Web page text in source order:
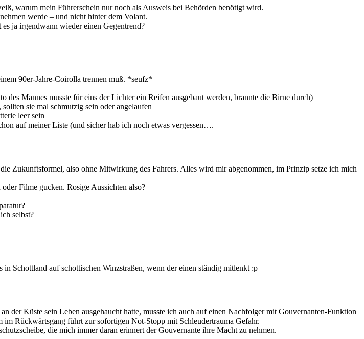
warum mein Führerschein nur noch als Ausweis bei Behörden benötigt wird.
werde – und nicht hinter dem Volant.
ja irgendwann wieder einen Gegentrend?
90er-Jahre-Coirolla trennen muß. *seufz*
Mannes musste für eins der Lichter ein Reifen ausgebaut werden, brannte die Birne durch)
sie mal schmutzig sein oder angelaufen
leer sein
auf meiner Liste (und sicher hab ich noch etwas vergessen….
Zukunftsformel, also ohne Mitwirkung des Fahrers. Alles wird mir abgenommen, im Prinzip setze ich mich
Filme gucken. Rosige Aussichten also?
selbst?
Schottland auf schottischen Winzstraßen, wenn der einen ständig mitlenkt :p
der Küste sein Leben ausgehaucht hatte, musste ich auch auf einen Nachfolger mit Gouvernanten-Funktion
Rückwärtsgang führt zur sofortigen Not-Stopp mit Schleudertrauma Gefahr.
die mich immer daran erinnert der Gouvernante ihre Macht zu nehmen.